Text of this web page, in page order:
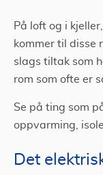
På loft og i
kommer til disse
slags tiltak som
rom som ofte er
Se på ting som
oppvarming,
Det